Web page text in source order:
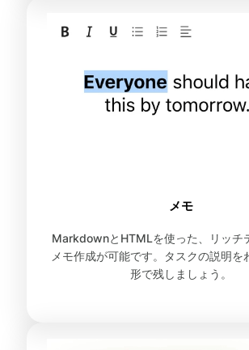
メモ
MarkdownとHTMLを使った、リッチ
メモ作成が可能です。タスクの説明を
形で残しましょう。